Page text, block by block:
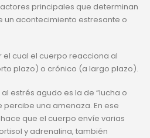
principales que determinan
un acontecimiento estresante o
el cual el cuerpo reacciona al
plazo) o crónico (a largo plazo).
estrés agudo es la de “lucha o
percibe una amenaza. En ese
que el cuerpo envíe varias
y adrenalina, también